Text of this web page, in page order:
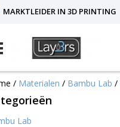
MARKTLEIDER IN 3D PRINTING
/ Materialen / Bambu Lab /
Lab